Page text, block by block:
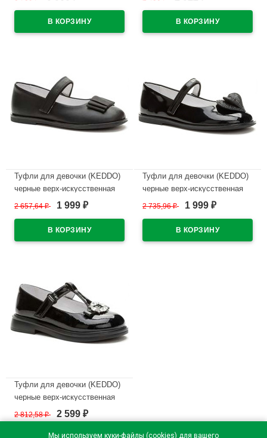
Мы используем куки-файлы (cookies) для вашего
Туфли для девочки (KEDDO)
черные верх-искусственная
кожа лак подкладка-
956408/03-01
2 657,64₽ 1 999 ₽
Туфли для девочки (KEDDO)
черные верх-искусственная
кожа лак подкладка-
956408/04-02
2 735,96₽ 1 999 ₽
Туфли для девочки (KEDDO)
черные верх-искусственная
кожа лак подкладка-
натуральная кожа артикул
956401/05-02
2 812,58₽ 2 599 ₽